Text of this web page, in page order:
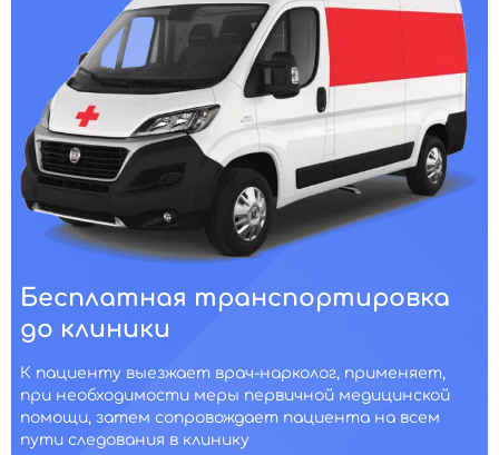
Бесплатная транспортировка
до клиники
К пациенту выезжает врач-нарколог, применяет,
при необходимости меры первичной медицинской
помощи, затем сопровождает пациента на всем
пути следования в клинику